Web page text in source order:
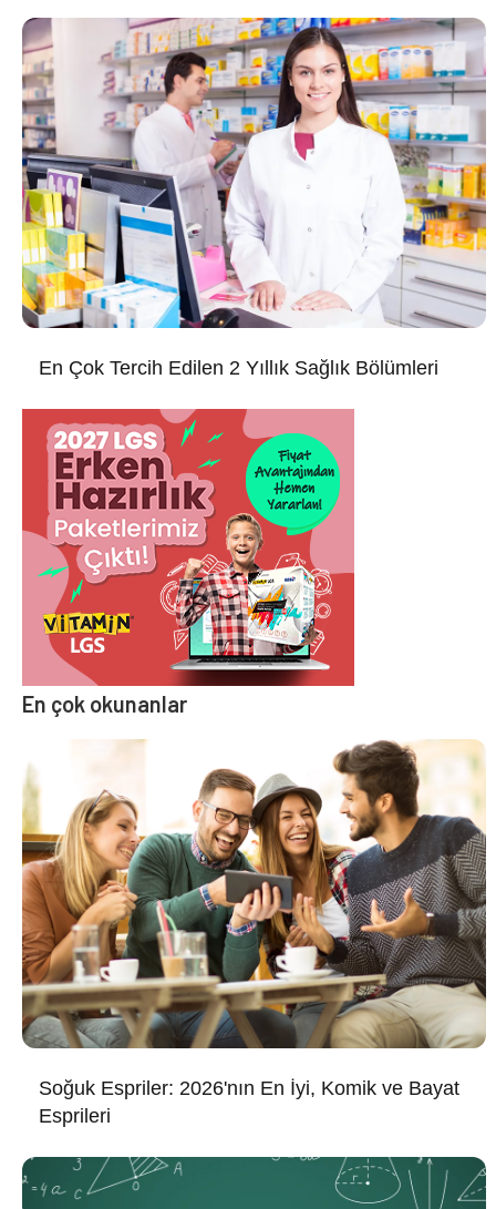
En Çok Tercih Edilen 2 Yıllık Sağlık Bölümleri
En çok okunanlar
Soğuk Espriler: 2026'nın En İyi, Komik ve Bayat
Esprileri